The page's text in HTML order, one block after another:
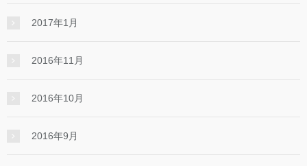
2017年1月
2016年11月
2016年10月
2016年9月